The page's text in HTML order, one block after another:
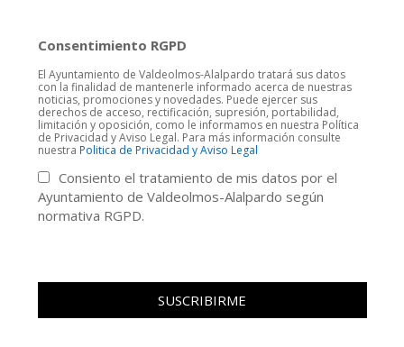
Consentimiento RGPD
El Ayuntamiento de Valdeolmos-Alalpardo tratará sus datos
con la finalidad de mantenerle informado acerca de nuestras
noticias, promociones y novedades. Puede ejercer sus
derechos de acceso, rectificación, supresión, portabilidad,
limitación y oposición, como le informamos en nuestra Política
de Privacidad y Aviso Legal. Para más información consulte
nuestra Politica de Privacidad y Aviso Legal
Consiento el tratamiento de mis datos por el
Ayuntamiento de Valdeolmos-Alalpardo según
normativa RGPD.